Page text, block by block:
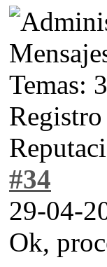
Temas:
#34
29-04-
Ok,